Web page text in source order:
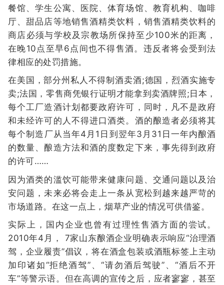
餐馆、学生公寓、医院、体育场馆、教育机构、咖啡
厅、甜品店等地销售酒精类饮料，销售酒精类饮料的
商店必须与学校及宗教场所保持至少100米的距离，
在晚10点至早6点间也不得售酒。违反者将会受到法
律相应的处罚措施。
在美国，部分州私人不得制酒卖酒;德国，烈酒实施专
卖;法国，零售商凭银行证明才能拿到卖酒牌照;日本，
每个工厂造酒计划都要政府许可，同时，凡不是政府
和未经许可的人不得进口酒类。酒的酿造者必须将其
每个制造厂从当年4月1日到翌年3月31日一年内酿酒
的数量、酿造方法和酒的度数定下来，事先得到政府
的许可……
因为酒类的滥饮可能带来健康问题、交通问题以及治
安问题，未来必将会走上一条从宽松到越来越严苛的
市场道路。在这一点上，烟草产业的情况可供借鉴。
实际上，国内企业也曾有过理性售酒方面的尝试。
2010年4月， 7家山东酿酒企业明确表示响应“治理酒
驾，企业履责”倡议，将在酒盒包装或酒瓶标签上主动
加印诸如“拒绝酒驾”、“请勿酒后驾驶”、“酒后不开
车”等警示语。但在高调的宣传之后，应者寥寥，甚至